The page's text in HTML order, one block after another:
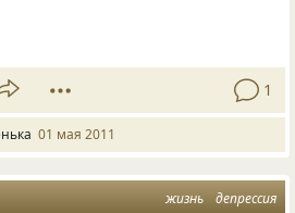
1
01 мая 2011
жизнь депрессия